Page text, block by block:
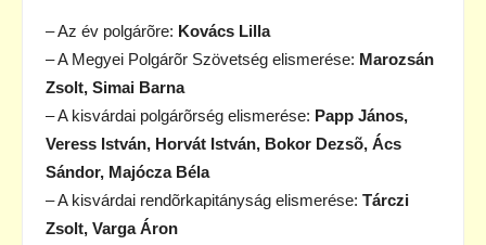
– Az év polgárõre: Kovács Lilla
– A Megyei Polgárõr Szövetség elismerése: Marozsán
Zsolt, Simai Barna
– A kisvárdai polgárõrség elismerése: Papp János,
Veress István, Horvát István, Bokor Dezsõ, Ács
Sándor, Majócza Béla
– A kisvárdai rendõrkapitányság elismerése: Tárczi
Zsolt, Varga Áron